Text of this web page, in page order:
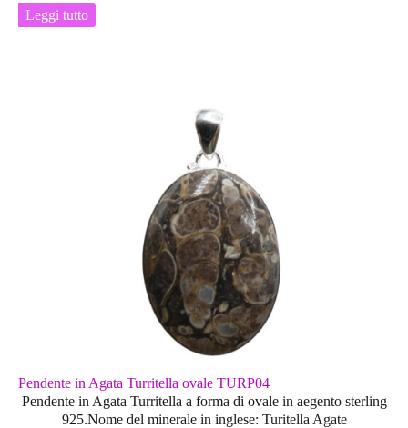
Leggi tutto
Pendente in Agata Turritella ovale TURP04
Pendente in Agata Turritella a forma di ovale in aegento sterling
925.Nome del minerale in inglese: Turitella Agate